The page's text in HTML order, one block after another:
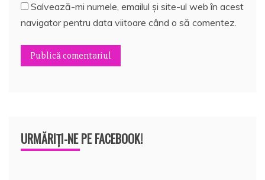
Salvează-mi numele, emailul și site-ul web în acest
navigator pentru data viitoare când o să comentez.
URMĂRIȚI-NE PE FACEBOOK!